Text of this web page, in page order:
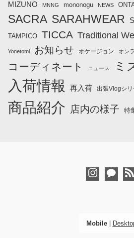
MIZUNO MNNG mononogu NEWS
SACRA SARAHWEAR
TAMPICO TICCA Traditional
Yonetomi お知らせ オケージョン オン
コーディネート ニュース ミ
入荷情報 再入荷 出張Vlogシ
商品紹介 店内の様子 特
Mobile|